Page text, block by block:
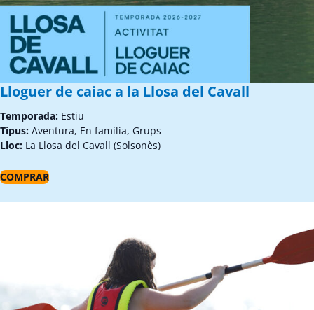
Lloguer de caiac a la Llosa del Cavall
Temporada: Estiu
Tipus: Aventura, En família, Grups
Lloc: La Llosa del Cavall (Solsonès)
COMPRAR